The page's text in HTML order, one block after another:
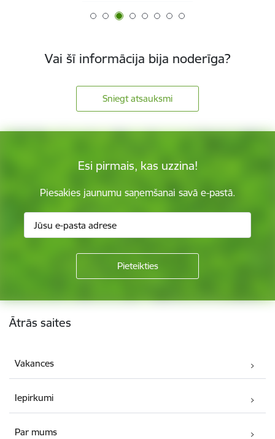
Vai šī informācija bija noderīga?
Sniegt atsauksmi
Esi pirmais, kas uzzina!
Piesakies jaunumu saņemšanai savā e-pastā.
Kājene
Ātrās saites
Vakances
Iepirkumi
Par mums